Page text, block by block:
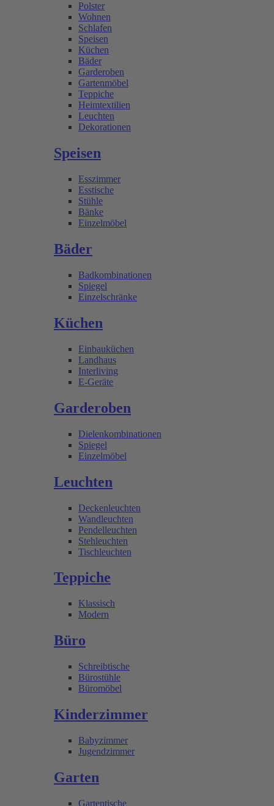
Polster
Wohnen
Schlafen
Speisen
Küchen
Bäder
Garderoben
Gartenmöbel
Teppiche
Heimtextilien
Leuchten
Dekorationen
Speisen
Esszimmer
Esstische
Stühle
Bänke
Einzelmöbel
Bäder
Badkombinationen
Spiegel
Einzelschränke
Küchen
Einbauküchen
Landhaus
Interliving
E-Geräte
Garderoben
Dielenkombinationen
Spiegel
Einzelmöbel
Leuchten
Deckenleuchten
Wandleuchten
Pendelleuchten
Stehleuchten
Tischleuchten
Teppiche
Klassisch
Modern
Büro
Schreibtische
Bürostühle
Büromöbel
Kinderzimmer
Babyzimmer
Jugendzimmer
Garten
Gartentische